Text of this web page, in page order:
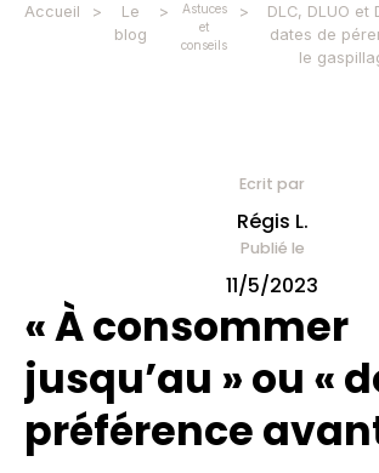
Accueil >
Le
blog
>
Astuces
et
conseils
>
DLC, DLUO et
dates de
le
Ecrit par
Régis L.
Publié le
11/5/2023
« À consommer
jusqu’au » ou «
préférence